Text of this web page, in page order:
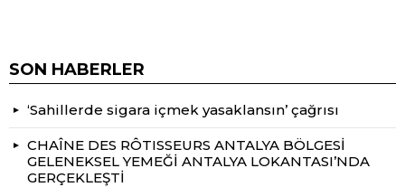
SON HABERLER
‘Sahillerde sigara içmek yasaklansın’ çağrısı
CHAÎNE DES RÔTISSEURS ANTALYA BÖLGESİ
GELENEKSEL YEMEĞİ ANTALYA LOKANTASI’NDA
GERÇEKLEŞTİ